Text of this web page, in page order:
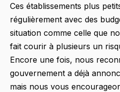
Ces établissements plus
régulièrement avec des
situation comme celle que
fait courir à plusieurs un
Encore une fois, nous
gouvernement a déjà
mais nous vous